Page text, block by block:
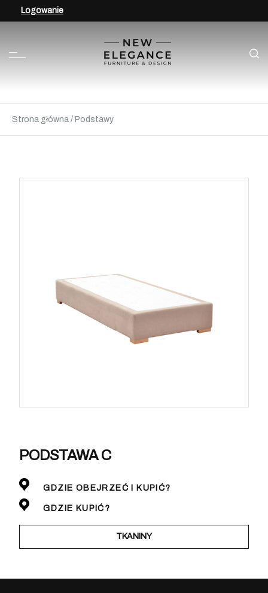
Logowanie
Strona główna / Podstawy
PODSTAWA C
GDZIE OBEJRZEĆ I KUPIĆ?
GDZIE KUPIĆ?
TKANINY